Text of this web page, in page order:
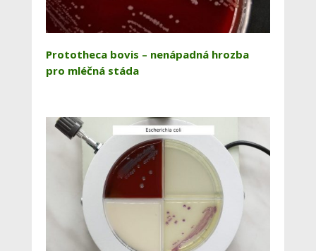
Prototheca bovis – nenápadná hrozba
pro mléčná stáda